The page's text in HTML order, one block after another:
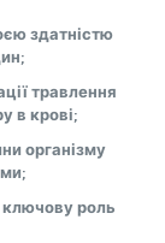
здатністю
травлення
в крові;
організму
ключову роль